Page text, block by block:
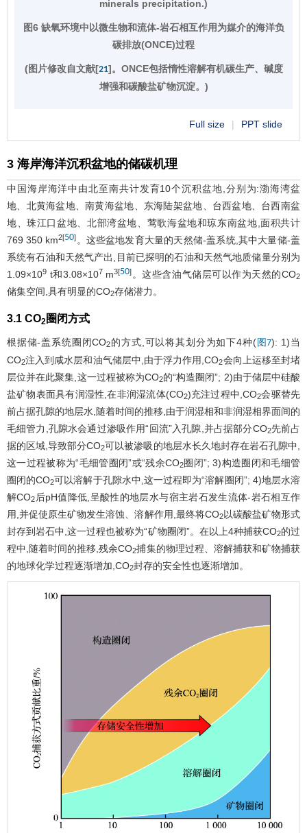
minerals precipitation.)
图6 缺氧环境中以微生物和流体-岩石相互作用为媒介的海洋负
碳排放(ONCE)过程
(图片修改自文献[21]。ONCE包括惰性溶解有机碳生产、碱度
增强和碳酸盐矿物沉淀。)
Full size | PPT slide
3 海岸海洋沉积盆地的储碳机理
中国海岸海洋中由北至南共计发育10个沉积盆地,分别为:渤海湾盆
地、北黄海盆地、南黄海盆地、东海陆架盆地、台西盆地、台西南盆
地、珠江口盆地、北部湾盆地、莺歌海盆地和琼东南盆地,面积共计
769 350 km2[50] 。这些盆地发育大量的天然储-盖系统,其中大量储-盖
系统有石油和天然气产出,目前已探明的石油和天然气地质储量分别为
1.09×109 t和3.08×107 m3[50] 。这些含油气储层可以作为天然的CO2
储集空间,具有明显的CO2存储潜力。
3.1 CO2 圈闭方式
根据储-盖系统圈闭CO2的方式,可以将其划分为如下4种( 图7): 1)当
CO2注入到咸水层和油气储层中,由于浮力作用,CO2会向上运移至封堵
层位并在此聚集,这一过程被称为CO2的“构造圈闭”; 2)由于储层中硅酸
盐矿物表面具有润湿性,在非润湿流体(CO2)充注过程中,CO2会驱替先
前占据孔隙的地层水,随着时间的推移,由于润湿相和非润湿相界面间的
毛细管力,孔隙水会通过渗吸作用“回流”入孔隙,并占据部分CO2先前占
据的区域,导致部分CO2可以被渗吸的地层水长久地封存在岩石孔隙中,
这一过程被称为“毛细管圈闭”或“残余CO2圈闭”; 3)构造圈闭和毛细管
圈闭的CO2可以溶解于孔隙水中,这一过程即为“溶解圈闭”; 4)地层水溶
解CO2 后pH值降低,呈酸性的地层水与宿主岩石发生流体-岩石相互作
用,并促使原生矿物发生溶蚀、溶解作用,最终将CO2以碳酸盐矿物形式
封存到岩石中,这一过程也被称为“矿物圈闭”。在以上4种捕获CO2的过
程中,随着时间的推移,残余CO2捕集的物理过程、溶解捕获和矿物捕获
的地球化学过程逐渐增加,CO2封存的安全性也逐渐增加。